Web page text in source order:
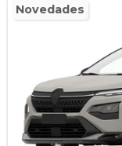
Novedades